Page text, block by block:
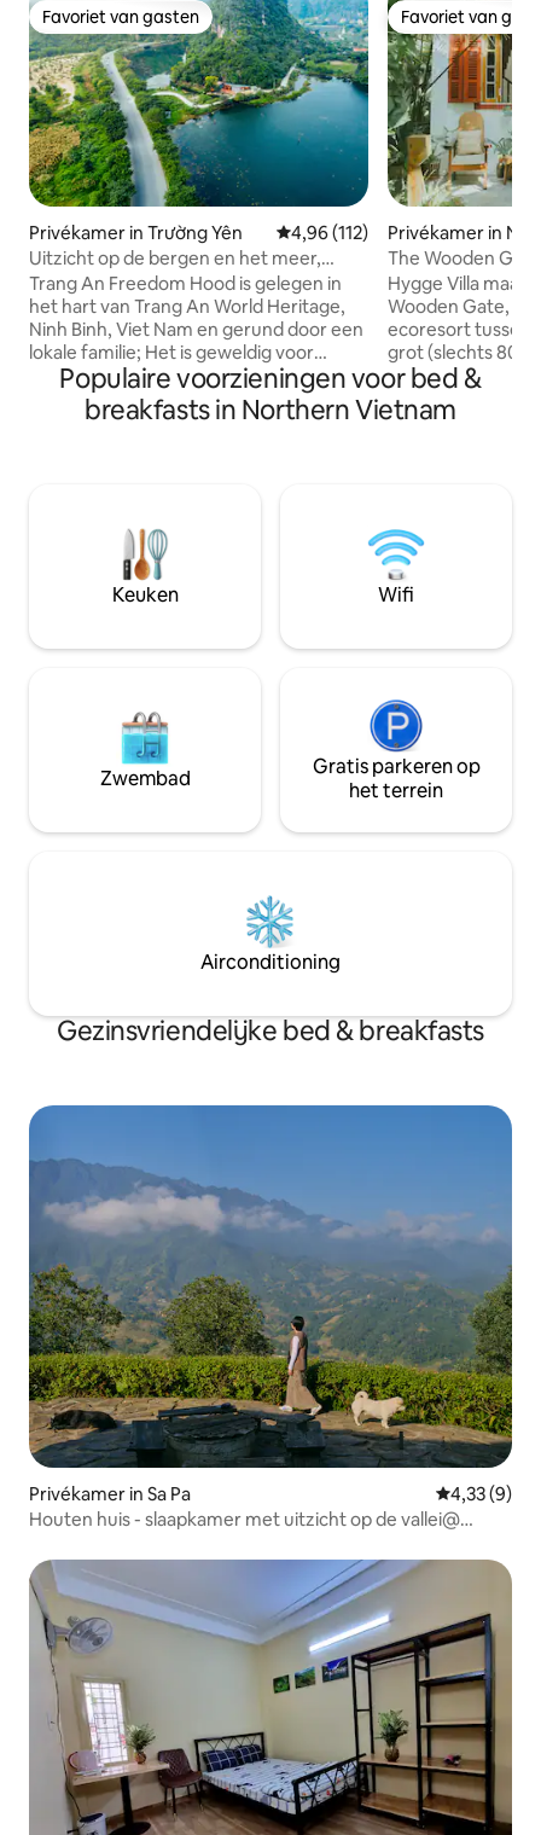
Favoriet van gasten
Favoriet van gasten
Privékamer in Trường Yên Gemiddelde beoordeling van
4,96 (112)
Uitzicht op de bergen en het meer,
gratis ontbijt voor 2 personen
Trang An Freedom Hood is gelegen in
het hart van Trang An World Heritage,
Ninh Binh, Viet Nam en gerund door een
lokale familie; Het is geweldig voor
alleenstaande reizigers, koppels,
groepen, gezinnen;
personeelvriendelijk, natuurvriendelijk,
hebben 1 kingsize bed (1,8mx2,0m), een
eigen badkamer met douche en vele
andere moderne faciliteiten zoals
airconditioning, een haardroger, een
noodzakelijke voorzieningen,...
Favoriet van
Favoriet van
Privékamer in
Hygge Villa
Wooden Gate,
ecoresort tussen
grot (slechts 800 m
ontworpen
'genezende
grote houten
materialen zoals
cementtegels en
rustieke charme
die weer in
Populaire voorzieningen voor bed &
breakfasts in Northern Vietnam
Keuken Wifi
Zwembad
Gratis parkeren op
het terrein
Airconditioning
Gezinsvriendelijke bed & breakfasts
Privékamer in Sa Pa
4,33 (9)
Houten huis - slaapkamer met uitzicht op de vallei@